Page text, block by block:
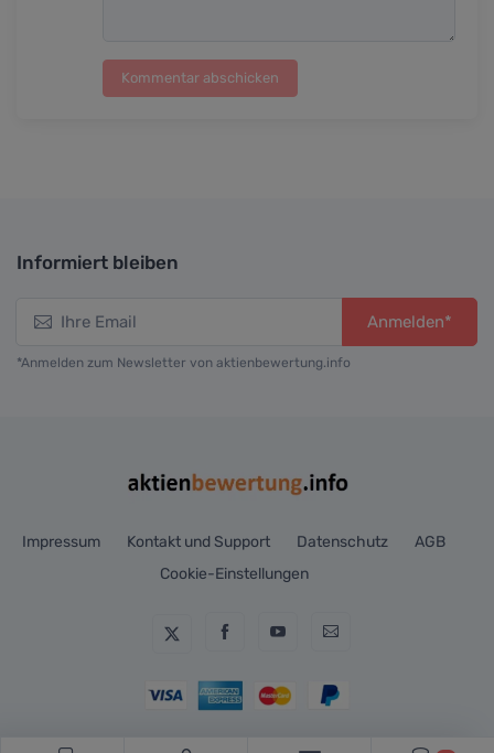
Kommentar abschicken
Informiert bleiben
Anmelden*
*Anmelden zum Newsletter von aktienbewertung.info
Impressum Kontakt und Support Datenschutz
AGB
Cookie-Einstellungen